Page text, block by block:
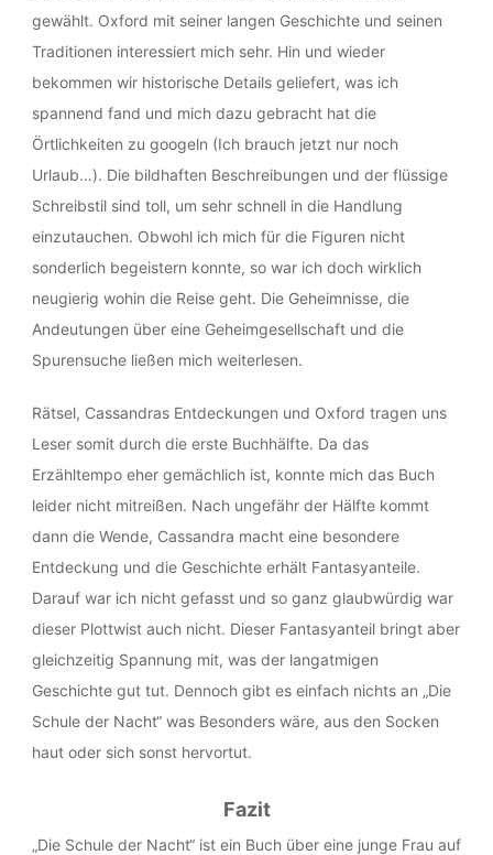
gewählt. Oxford mit seiner langen Geschichte und seinen
Traditionen interessiert mich sehr. Hin und wieder
bekommen wir historische Details geliefert, was ich
spannend fand und mich dazu gebracht hat die
Örtlichkeiten zu googeln (Ich brauch jetzt nur noch
Urlaub…). Die bildhaften Beschreibungen und der flüssige
Schreibstil sind toll, um sehr schnell in die Handlung
einzutauchen. Obwohl ich mich für die Figuren nicht
sonderlich begeistern konnte, so war ich doch wirklich
neugierig wohin die Reise geht. Die Geheimnisse, die
Andeutungen über eine Geheimgesellschaft und die
Spurensuche ließen mich weiterlesen.
Rätsel, Cassandras Entdeckungen und Oxford tragen uns
Leser somit durch die erste Buchhälfte. Da das
Erzähltempo eher gemächlich ist, konnte mich das Buch
leider nicht mitreißen. Nach ungefähr der Hälfte kommt
dann die Wende, Cassandra macht eine besondere
Entdeckung und die Geschichte erhält Fantasyanteile.
Darauf war ich nicht gefasst und so ganz glaubwürdig war
dieser Plottwist auch nicht. Dieser Fantasyanteil bringt aber
gleichzeitig Spannung mit, was der langatmigen
Geschichte gut tut. Dennoch gibt es einfach nichts an „Die
Schule der Nacht“ was Besonders wäre, aus den Socken
haut oder sich sonst hervortut.
Fazit
„Die Schule der Nacht“ ist ein Buch über eine junge Frau auf